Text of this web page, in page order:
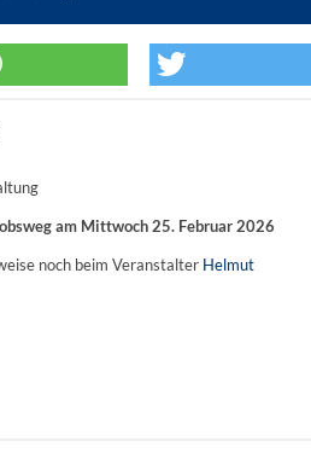
am Mittwoch 25. Februar 2026
noch beim Veranstalter Helmut